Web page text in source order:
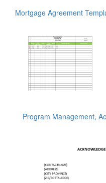
Mortgage Agreement
Program Management,